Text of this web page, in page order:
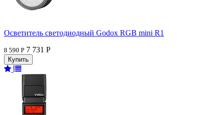
Осветитель светодиодный Godox RGB mini R1
8 590 Р 7 731 Р